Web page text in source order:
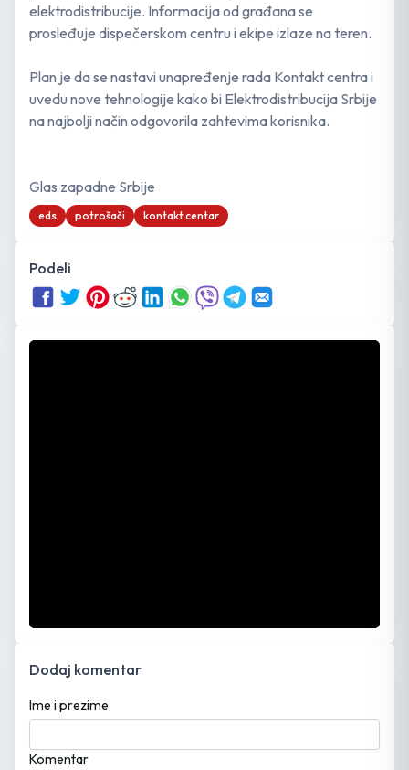
elektrodistribucije. Informacija od građana se
prosleđuje dispečerskom centru i ekipe izlaze na teren.
Plan je da se nastavi unapređenje rada Kontakt centra i
uvedu nove tehnologije kako bi Elektrodistribucija Srbije
na najbolji način odgovorila zahtevima korisnika.
Glas zapadne Srbije
eds potrošači kontakt centar
Podeli
Dodaj komentar
Ime i prezime
Komentar